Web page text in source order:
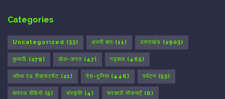
Categories
Uncategorized (33) अपनी बात (11) उत्तराखंड (2903)
कुमाऊँ (279) खेल-जगत (47) गढ़वाल (465)
जॉब्स एंड रिक्रूटमेंट (21) देश-दुनिया (446) पर्यटन (53)
वायरल वीडियो (5) संस्कृति (4) सरकारी योजनाएँ (6)